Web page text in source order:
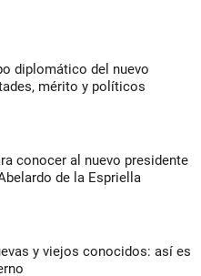
diplomático del nuevo
mérito y políticos
conocer al nuevo presidente
de la Espriella
y viejos conocidos: así es